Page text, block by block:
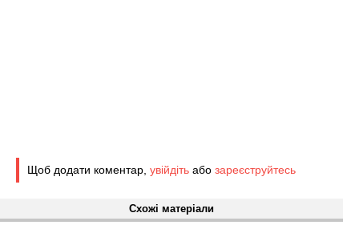
Щоб додати коментар, увійдіть або зареєструйтесь
Схожі матеріали